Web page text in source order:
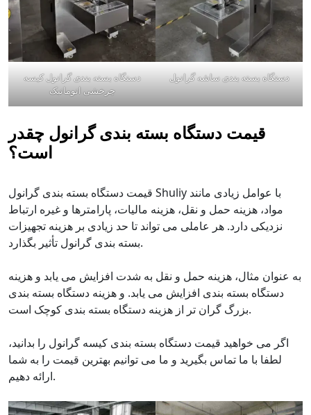
دستگاه بسته بندی گرانول کیسه
چرخشی اتوماتیک
دستگاه بسته بندی ساشه گرانول
قیمت دستگاه بسته بندی گرانول چقدر
است؟
قیمت دستگاه بسته بندی گرانول Shuliy با عوامل زیادی مانند
مواد، هزینه حمل و نقل، هزینه مالیات، پارامترها و غیره ارتباط
نزدیکی دارد. هر عاملی می تواند تا حد زیادی بر هزینه تجهیزات
بسته بندی گرانول تأثیر بگذارد.
به عنوان مثال، هزینه حمل و نقل به شدت افزایش می یابد و هزینه
دستگاه بسته بندی افزایش می یابد. و هزینه دستگاه بسته بندی
بزرگ گران تر از هزینه دستگاه بسته بندی کوچک است.
اگر می خواهید قیمت دستگاه بسته بندی کیسه گرانول را بدانید،
لطفا با ما تماس بگیرید و ما می توانیم بهترین قیمت را به شما
ارائه دهیم.